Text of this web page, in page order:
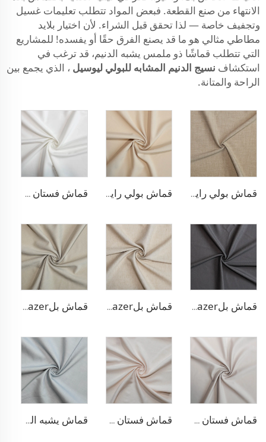
الانتهاء من صنع القطعة. فبعض المواد تتطلب تعليمات غسيل
وتجفيف خاصة — لذا تحقق قبل الشراء. لأن اختيار بلايد
مطاطي مثالي هو ما قد يصنع الفرق حقًا أو يفسده! للمشاريع
التي تتطلب قماشًا ذو ملمس يشبه الدنيم، قد ترغب في
استكشاف نسيج الدنيم المشابه للبولي ليوسيل ، الذي يجمع بين
الراحة والمتانة.
قماش بولي رايون مطاطي للبناطلين قماش بولي رايون لسترة البلازر قماش فستان مطاطي من البوليستر والرايون
قماش بلazer مطاطي من مادة TR قماش بلazer يشبه الكتان من مادة TR قماش بلazer بتصميم الحبّار من مادة TR
قماش فستان منسوج مزدوج من مادة TR قماش فستان من الليوسيل 100% يشبه الكتان قماش يشبه الدنيم المطاطي من مادة TR